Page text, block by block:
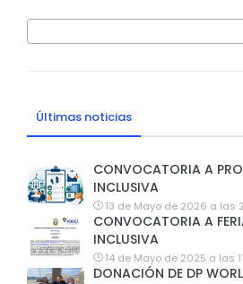
Últimas noticias
CONVOCATORIA A
INCLUSIVA
13 de Mayo de 2026 a las
CONVOCATORIA A
INCLUSIVA
14 de Mayo de 2025 a las
DONACIÓN DE DP